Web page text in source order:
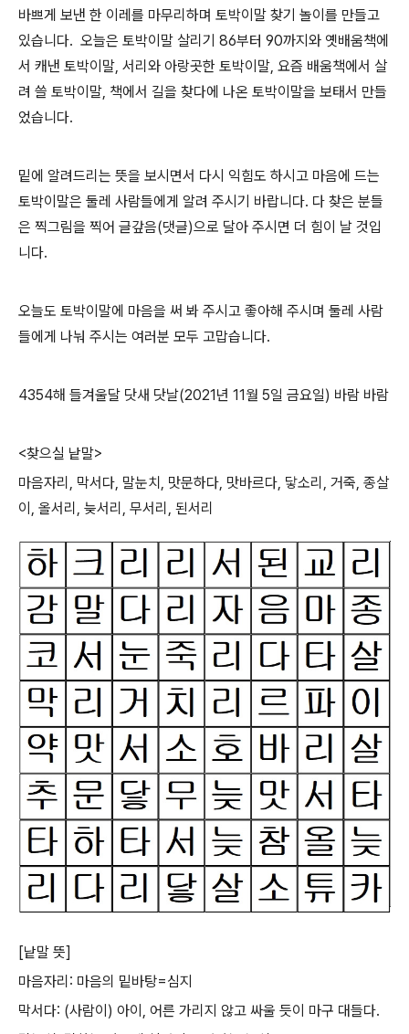
바쁘게 보낸 한 이레를 마무리하며 토박이말 찾기 놀이를 만들고
있습니다. 오늘은 토박이말 살리기 86부터 90까지와 옛배움책에
서 캐낸 토박이말, 서리와 아랑곳한 토박이말, 요즘 배움책에서 살
려 쓸 토박이말, 책에서 길을 찾다에 나온 토박이말을 보태서 만들
었습니다.
밑에 알려드리는 뜻을 보시면서 다시 익힘도 하시고 마음에 드는
토박이말은 둘레 사람들에게 알려 주시기 바랍니다. 다 찾은 분들
은 찍그림을 찍어 글갚음(댓글)으로 달아 주시면 더 힘이 날 것입
니다.
오늘도 토박이말에 마음을 써 봐 주시고 좋아해 주시며 둘레 사람
들에게 나눠 주시는 여러분 모두 고맙습니다.
4354해 들겨울달 닷새 닷날(2021년 11월 5일 금요일) 바람 바람
<찾으실 낱말>
마음자리, 막서다, 말눈치, 맛문하다, 맛바르다, 닿소리, 거죽, 종살
이, 올서리, 늦서리, 무서리, 된서리
[낱말 뜻]
마음자리: 마음의 밑바탕=심지
막서다: (사람이) 아이, 어른 가리지 않고 싸울 듯이 마구 대들다.